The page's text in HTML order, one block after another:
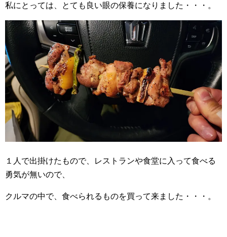
私にとっては、とても良い眼の保養になりました・・・。
１人で出掛けたもので、レストランや食堂に入って食べる
勇気が無いので、
クルマの中で、食べられるものを買って来ました・・・。